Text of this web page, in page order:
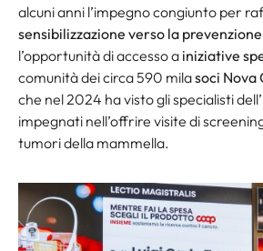
alcuni anni l’impegno congiunto per
sensibilizzazione verso la
l’opportunità di accesso a iniziative
comunità dei circa 590 milasoci Nova
che nel 2024 ha visto gli specialisti
impegnati nell’offrire visite di
tumori della mammella.